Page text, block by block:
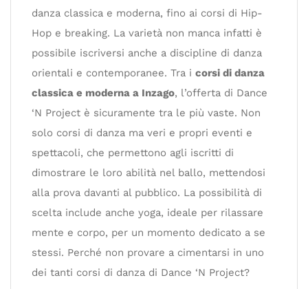
danza classica e moderna, fino ai corsi di Hip-
Hop e breaking. La varietà non manca infatti è
possibile iscriversi anche a discipline di danza
orientali e contemporanee. Tra i corsi di danza
classica e moderna a Inzago, l’offerta di Dance
‘N Project è sicuramente tra le più vaste. Non
solo corsi di danza ma veri e propri eventi e
spettacoli, che permettono agli iscritti di
dimostrare le loro abilità nel ballo, mettendosi
alla prova davanti al pubblico. La possibilità di
scelta include anche yoga, ideale per rilassare
mente e corpo, per un momento dedicato a se
stessi. Perché non provare a cimentarsi in uno
dei tanti corsi di danza di Dance ‘N Project?